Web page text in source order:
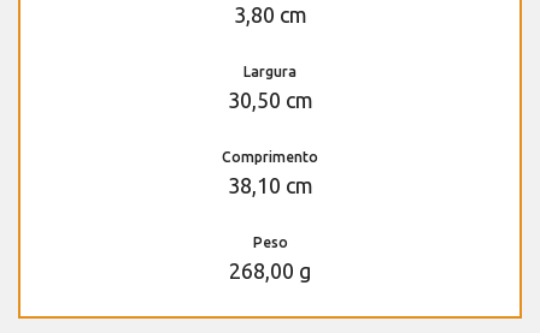
3,80 cm
Largura
30,50 cm
Comprimento
38,10 cm
Peso
268,00 g